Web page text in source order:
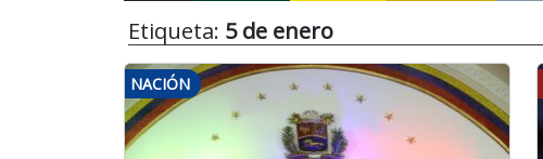
Etiqueta: 5 de enero
NACIÓN